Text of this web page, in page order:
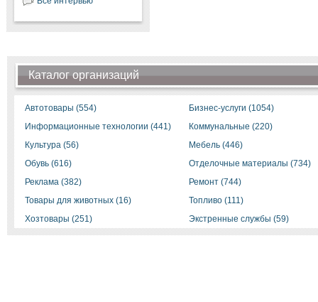
Каталог организаций
Автотовары (554)
Бизнес-услуги (1054)
Информационные технологии (441)
Коммунальные (220)
Культура (56)
Мебель (446)
Обувь (616)
Отделочные материалы (734)
Реклама (382)
Ремонт (744)
Товары для животных (16)
Топливо (111)
Хозтовары (251)
Экстренные службы (59)